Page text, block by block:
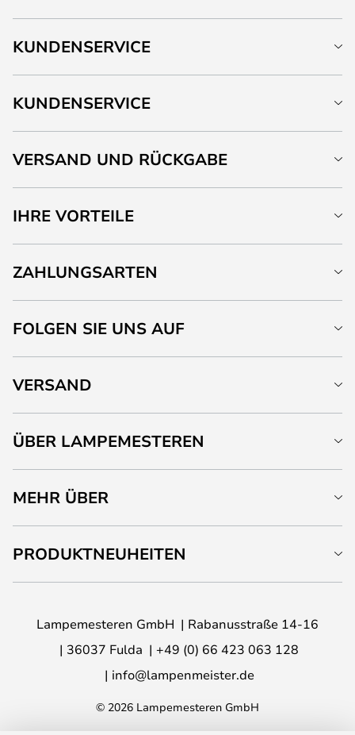
KUNDENSERVICE
KUNDENSERVICE
VERSAND UND RÜCKGABE
IHRE VORTEILE
ZAHLUNGSARTEN
FOLGEN SIE UNS AUF
VERSAND
ÜBER LAMPEMESTEREN
MEHR ÜBER
PRODUKTNEUHEITEN
Lampemesteren GmbH
Rabanusstraße 14-16
36037 Fulda
+49 (0) 66 423 063 128
info@lampenmeister.de
© 2026 Lampemesteren GmbH